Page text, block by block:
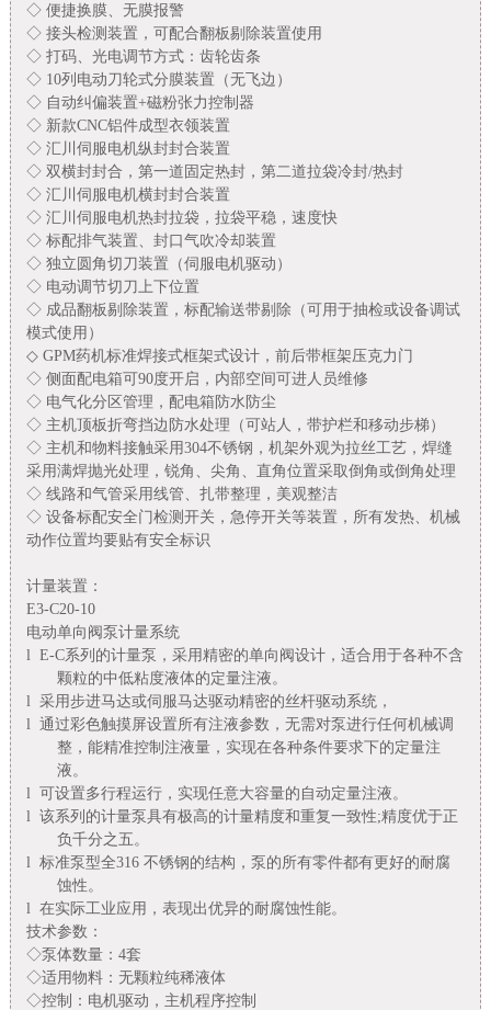
◇ 便捷换膜、无膜报警
◇ 接头检测装置，可配合翻板剔除装置使用
◇ 打码、光电调节方式：齿轮齿条
◇10列电动刀轮式分膜装置（无飞边）
◇ 自动纠偏装置+磁粉张力控制器
◇ 新款CNC铝件成型衣领装置
◇ 汇川伺服电机纵封封合装置
◇ 双横封封合，第一道固定热封，第二道拉袋冷封/热封
◇ 汇川伺服电机横封封合装置
◇ 汇川伺服电机热封拉袋，拉袋平稳，速度快
◇ 标配排气装置、封口气吹冷却装置
◇ 独立圆角切刀装置（伺服电机驱动）
◇ 电动调节切刀上下位置
◇ 成品翻板剔除装置，标配输送带剔除（可用于抽检或设备调试
模式使用）
◇GPM药机标准焊接式框架式设计，前后带框架压克力门
◇ 侧面配电箱可90度开启，内部空间可进人员维修
◇ 电气化分区管理，配电箱防水防尘
◇ 主机顶板折弯挡边防水处理（可站人，带护栏和移动步梯）
◇ 主机和物料接触采用304不锈钢，机架外观为拉丝工艺，焊缝
采用满焊抛光处理，锐角、尖角、直角位置采取倒角或倒角处理
◇ 线路和气管采用线管、扎带整理，美观整洁
◇ 设备标配安全门检测开关，急停开关等装置，所有发热、机械
动作位置均要贴有安全标识
计量装置：
E3-C20-10
电动单向阀泵计量系统
l E-C系列的计量泵，采用精密的单向阀设计，适合用于各种不含
颗粒的中低粘度液体的定量注液。
l 采用步进马达或伺服马达驱动精密的丝杆驱动系统，
l 通过彩色触摸屏设置所有注液参数，无需对泵进行任何机械调
整，能精准控制注液量，实现在各种条件要求下的定量注
液。
l 可设置多行程运行，实现任意大容量的自动定量注液。
l 该系列的计量泵具有极高的计量精度和重复一致性;精度优于正
负千分之五。
l 标准泵型全316 不锈钢的结构，泵的所有零件都有更好的耐腐
蚀性。
l 在实际工业应用，表现出优异的耐腐蚀性能。
技术参数：
◇泵体数量： 4套
◇适用物料：无颗粒纯稀液体
◇控制：电机驱动，主机程序控制